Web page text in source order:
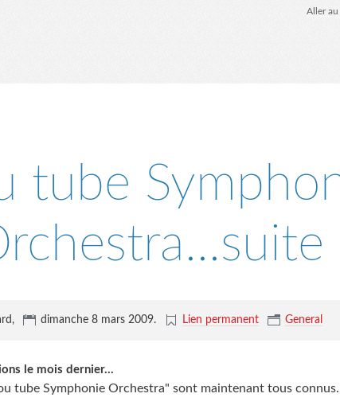
Aller
tube
dimanche 8 mars 2009. Lien permanent General
le mois dernier...
tube Symphonie Orchestra" sont maintenant tous